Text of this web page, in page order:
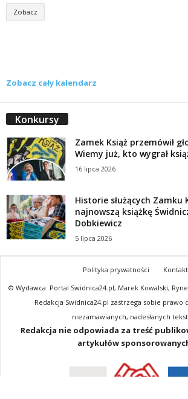
Zobacz
Zobacz cały kalendarz
Konkursy
Zamek Książ przemówił
Wiemy już, kto wygrał
16 lipca 2026
Historie służących Zamku
najnowszą książkę
Dobkiewicz
5 lipca 2026
Polityka prywatności
Kontakt
© Wydawca: Portal Swidnica24.pl, Marek Kowalski,
Redakcja Swidnica24.pl zastrzega sobie prawo
niezamawianych, nadesłanych
Redakcja nie odpowiada za treść
artykułów